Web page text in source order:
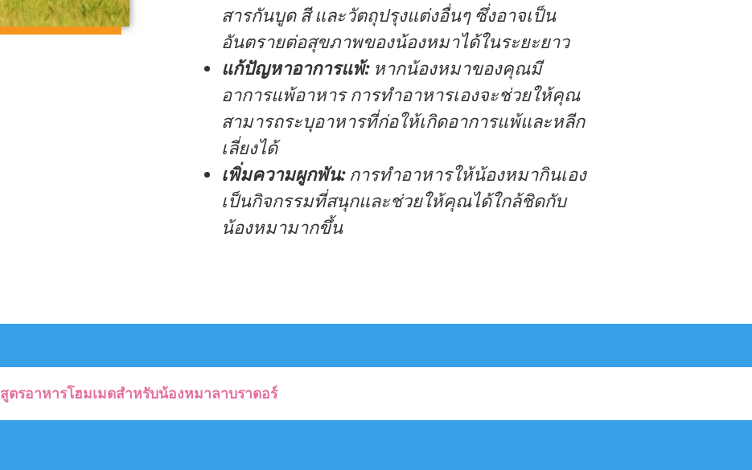
สารกันบูด สี และวัตถุปรุงแต่งอื่นๆ ซึ่งอาจเป็น
อันตรายต่อสุขภาพของน้องหมาได้ในระยะยาว
แก้ปัญหาอาการแพ้:หากน้องหมาของคุณมี
อาการแพ้อาหาร การทำอาหารเองจะช่วยให้คุณ
สามารถระบุอาหารที่ก่อให้เกิดอาการแพ้และหลีก
เลี่ยงได้
เพิ่มความผูกพัน:การทำอาหารให้น้องหมากินเอง
เป็นกิจกรรมที่สนุกและช่วยให้คุณได้ใกล้ชิดกับ
น้องหมามากขึ้น
สูตรอาหารโฮมเมดสำหรับน้องหมาลาบราดอร์